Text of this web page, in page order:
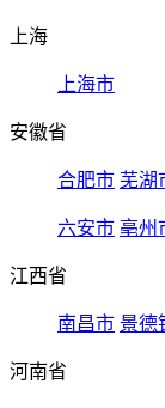
上海
上海市
安徽省
合肥市 芜湖
六安市 亳州
江西省
南昌市 景德
河南省